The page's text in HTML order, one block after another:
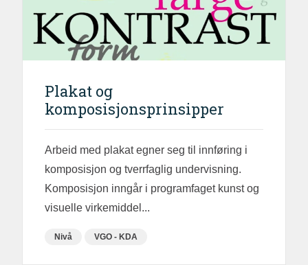
Plakat og
komposisjonsprinsipper
Arbeid med plakat egner seg til innføring i
komposisjon og tverrfaglig undervisning.
Komposisjon inngår i programfaget kunst og
visuelle virkemiddel...
Nivå VGO - KDA